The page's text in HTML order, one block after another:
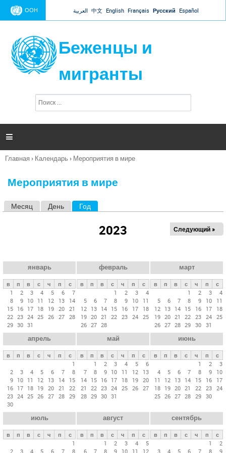
Jump to navigation
ООН العربية 中文 English Français Русский Español
Беженцы и
мигранты
п
и

Вы
Главная › Календарь › Мероприятия в мире
Мероприятия в мире
е
в
л
а
к
Месяц День Год
2023 Следующий »
январь
в п в с ч п
с
1
2 3 4 5 6
7
8
9 10 11 12 13
14
15 16 17 18 19 20 21
22 23 24 25 26 27 28
29 30 31
февраль
в п в с ч п
с
1
2 3
4
5
6 7 8 9 10
11
12 13 14 15 16 17
18
19 20 21 22 23 24 25
26 27 28
март
в п в с ч п
с
1
2 3
4
5
6 7 8 9 10
11
12 13 14 15 16 17
18
19 20 21 22 23 24 25
26 27 28 29 30 31
апрель
в п в с ч п
с
1
2
3 4 5 6 7
8
9 10 11 12 13 14
15
16 17 18 19 20 21
22
23 24 25 26 27 28 29
30
май
в п в с ч п
с
1
2 3 4 5
6
7
8 9 10 11 12
13
14 15 16 17 18 19 20
21
22 23 24 25 26 27
28 29 30 31
июнь
в п в с ч п
с
1
2
3
4
5 6 7 8 9
10
11
12 13 14 15 16
17
18 19 20 21 22 23 24
25 26 27 28 29 30
июль
в п в с ч п
с
1
2
3 4 5 6 7 8
август
в п в с ч п
с
1
2 3 4
5
6
7 8 9 10 11 12
сентябрь
в п в с ч п
с
1
2
3
4 5 6 7 8 9